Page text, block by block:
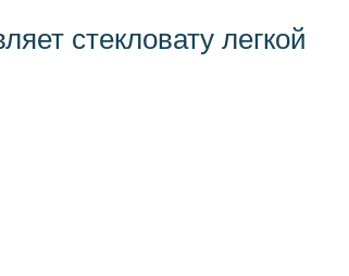
стекловату легкой